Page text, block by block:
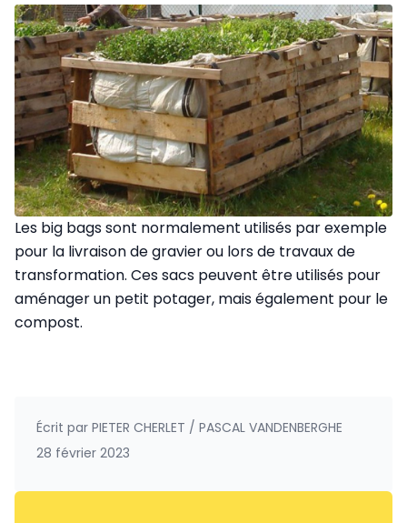
Les big bags sont normalement utilisés par exemple
pour la livraison de gravier ou lors de travaux de
transformation. Ces sacs peuvent être utilisés pour
aménager un petit potager, mais également pour le
compost.
Écrit par PIETER CHERLET / PASCAL VANDENBERGHE
28 février 2023